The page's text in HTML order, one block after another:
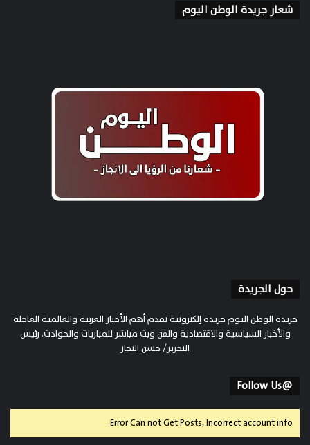
شعار جريدة الوطن اليوم
حول الجريدة
جريدة الوطن اليوم جريدة إلكترونية تقدم أهم الأخبار العربية والعالمية العاجلة
والأخبار السياسية والاقتصادية والفن وبث مباشر للمباريات والحوادث. رئيس
التحرير/ حسن النجار
@Follow Us
Error Can not Get Posts, Incorrect account info.